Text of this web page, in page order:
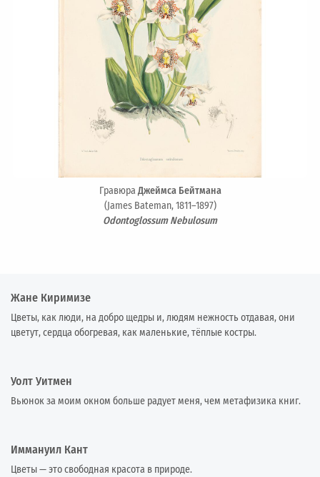
ГравюраДжеймса Бейтмана
(James Bateman, 1811–1897)
Odontoglossum Nebulosum
Жане Киримизе
Цветы, как люди, на добро щедры и, людям нежность отдавая, они
цветут, сердца обогревая, как маленькие, тёплые костры.
Уолт Уитмен
Вьюнок за моим окном больше радует меня, чем метафизика книг.
Иммануил Кант
Цветы — это свободная красота в природе.